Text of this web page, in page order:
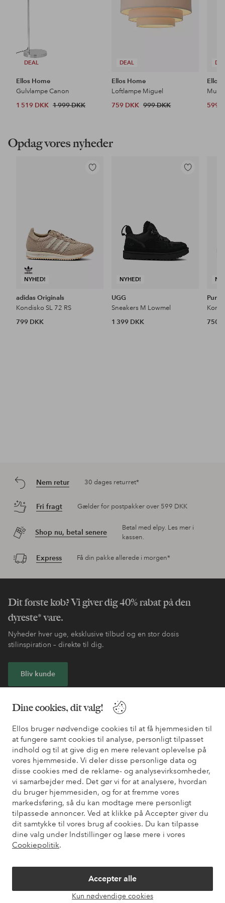
Dine cookies, dit valg!
Ellos bruger nødvendige cookies til at få hjemmesiden til
at fungere samt cookies til analyse, personligt tilpasset
indhold og til at give dig en mere relevant oplevelse på
vores hjemmeside. Vi deler disse personlige data og
disse cookies med de reklame- og analysevirksomheder,
vi samarbejder med. Det gør vi for at analysere, hvordan
du bruger hjemmesiden, og for at fremme vores
markedsføring, så du kan modtage mere personligt
tilpassede annoncer. Ved at klikke på Accepter giver du
dit samtykke til vores brug af cookies. Du kan tilpasse
dine valg under Indstillinger og læse mere i vores
Cookiepolitik.
Accepter alle
Kun nødvendige cookies
DEAL
Ellos Home
Gulvlampe Canon
1 519 DKK 1 999 DKK
DEAL
Ellos Home
Loftlampe Miguel
759 DKK 999 DKK
Ellos
599
Opdag vores nyheder
NYHED!
Tilføj
adidas Originals
Kondisko SL 72 RS
799 DKK
NYHED!
Tilføj
UGG
Sneakers M Lowmel
1 399 DKK
Puma
750
Nem retur 30 dages returret*
Fri fragt Gælder for postpakker over 599 DKK
Shop nu, betal senere
Betal med elpy. Les mer i
kassen.
Express Få din pakke allerede i morgen*
Dit første køb? Vi giver dig 40% rabat på den
dyreste* vare.
Nyheder hver uge, eksklusive tilbud og en stor dosis
stilinspiration – direkte til dig.
Bliv kunde
Har du brug for hjælp?
Du kan finde svar på de oftest stillede spørgsmål i vores FAQ.
Du kan også finde oplysninger om, hvordan du kontakter os.
Kundeservice Bestilling Betalingsmåde
Mine sider